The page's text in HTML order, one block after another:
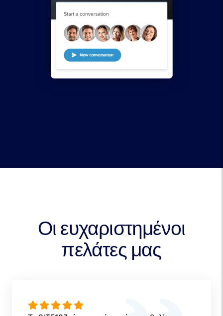
Οι ευχαριστημένοι
πελάτες μας